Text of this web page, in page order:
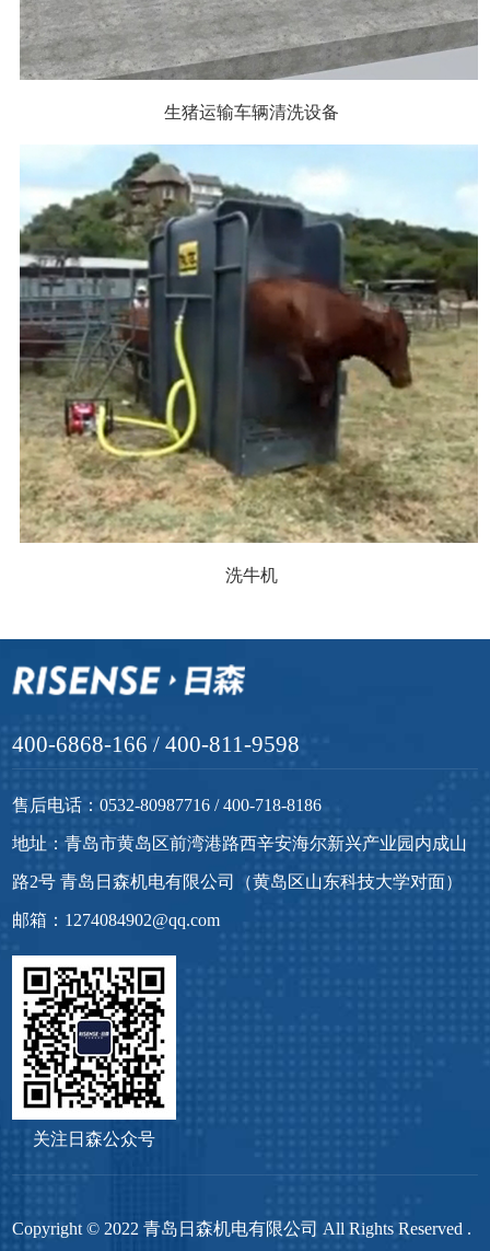
生猪运输车辆清洗设备
洗牛机
400-6868-166 / 400-811-9598
售后电话：0532-80987716 / 400-718-8186
地址：青岛市黄岛区前湾港路西辛安海尔新兴产业园内成山
路2号 青岛日森机电有限公司（黄岛区山东科技大学对面）
邮箱：1274084902@qq.com
关注日森公众号
Copyright © 2022 青岛日森机电有限公司 All Rights Reserved .